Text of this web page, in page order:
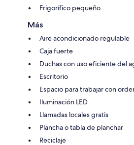
Frigorífico pequeño
Más
Aire acondicionado regulable
Caja fuerte
Duchas con uso eficiente del
Escritorio
Espacio para trabajar con
Iluminación LED
Llamadas locales gratis
Plancha o tabla de planchar
Reciclaje